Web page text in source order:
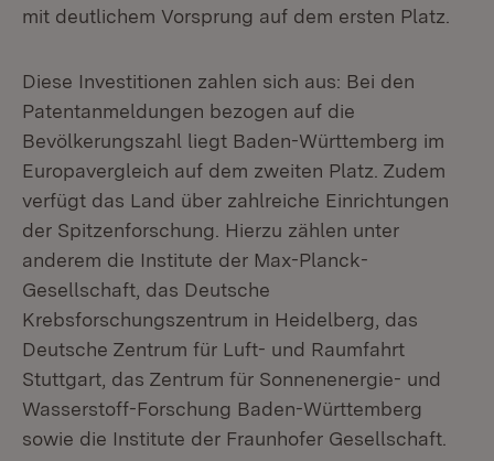
mit deutlichem Vorsprung auf dem ersten Platz.
Diese Investitionen zahlen sich aus: Bei den
Patentanmeldungen bezogen auf die
Bevölkerungszahl liegt Baden-Württemberg im
Europavergleich auf dem zweiten Platz. Zudem
verfügt das Land über zahlreiche Einrichtungen
der Spitzenforschung. Hierzu zählen unter
anderem die Institute der Max-Planck-
Gesellschaft, das Deutsche
Krebsforschungszentrum in Heidelberg, das
Deutsche Zentrum für Luft- und Raumfahrt
Stuttgart, das Zentrum für Sonnenenergie- und
Wasserstoff-Forschung Baden-Württemberg
sowie die Institute der Fraunhofer Gesellschaft.